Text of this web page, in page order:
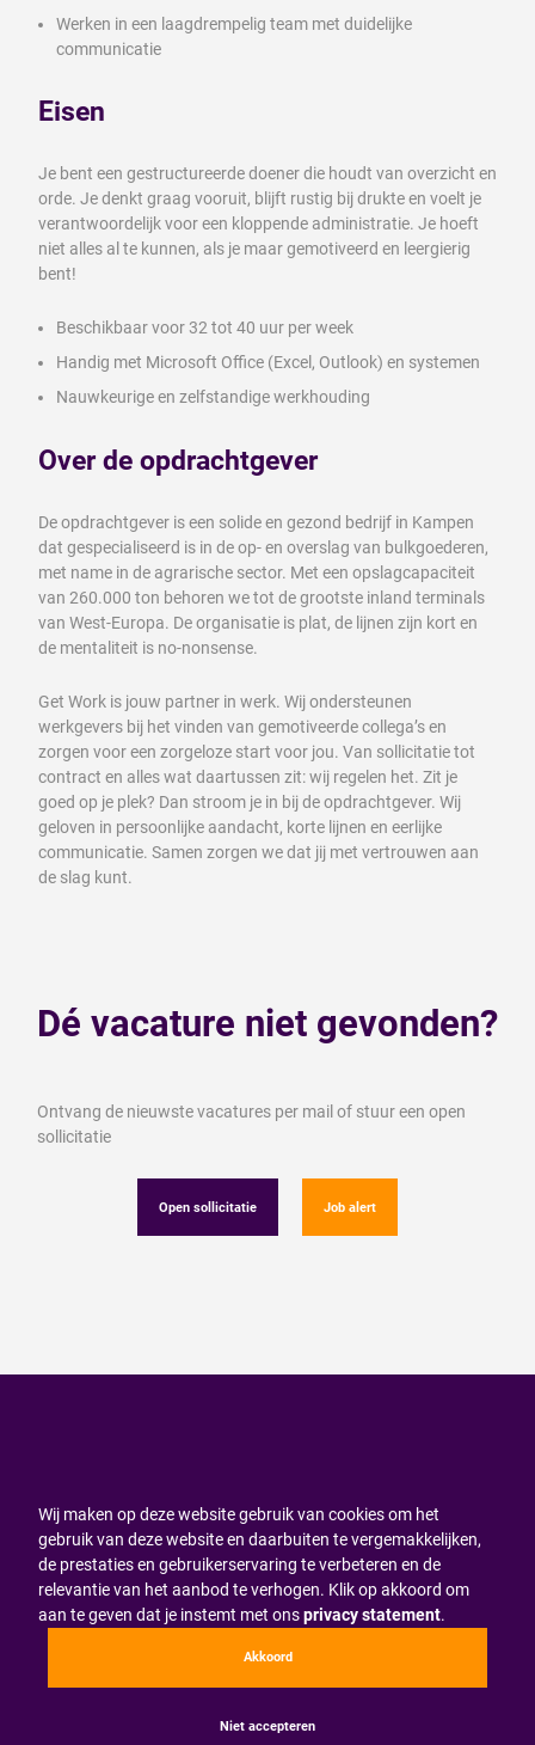
Werken in een laagdrempelig team met duidelijke
communicatie
Eisen
Je bent een gestructureerde doener die houdt van overzicht en
orde. Je denkt graag vooruit, blijft rustig bij drukte en voelt je
verantwoordelijk voor een kloppende administratie. Je hoeft
niet alles al te kunnen, als je maar gemotiveerd en leergierig
bent!
Beschikbaar voor 32 tot 40 uur per week
Handig met Microsoft Office (Excel, Outlook) en systemen
Nauwkeurige en zelfstandige werkhouding
Over de opdrachtgever
De opdrachtgever is een solide en gezond bedrijf in Kampen
dat gespecialiseerd is in de op- en overslag van bulkgoederen,
met name in de agrarische sector. Met een opslagcapaciteit
van 260.000 ton behoren we tot de grootste inland terminals
van West-Europa. De organisatie is plat, de lijnen zijn kort en
de mentaliteit is no-nonsense.
Get Work is jouw partner in werk. Wij ondersteunen
werkgevers bij het vinden van gemotiveerde collega’s en
zorgen voor een zorgeloze start voor jou. Van sollicitatie tot
contract en alles wat daartussen zit: wij regelen het. Zit je
goed op je plek? Dan stroom je in bij de opdrachtgever. Wij
geloven in persoonlijke aandacht, korte lijnen en eerlijke
communicatie. Samen zorgen we dat jij met vertrouwen aan
de slag kunt.
Dé vacature niet gevonden?
Ontvang de nieuwste vacatures per mail of stuur een open
sollicitatie
Open sollicitatie Job alert
Wij maken op deze website gebruik van cookies om het
gebruik van deze website en daarbuiten te vergemakkelijken,
de prestaties en gebruikerservaring te verbeteren en de
relevantie van het aanbod te verhogen. Klik op akkoord om
aan te geven dat je instemt met onsprivacy statement.
Akkoord
Niet accepteren